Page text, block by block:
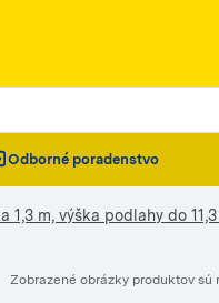
Odborné poradenstvo
1,3 m, výška podlahy do 11,3
Zobrazené obrázky produktov sú